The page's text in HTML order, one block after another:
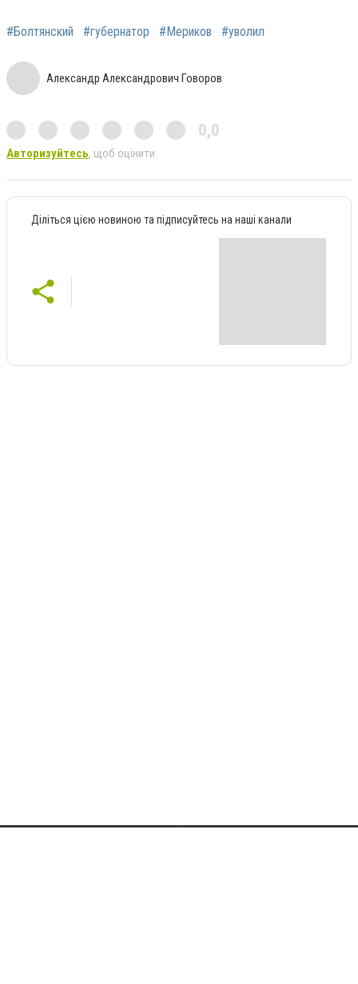
#Болтянский #губернатор #Мериков #уволил
Александр Александрович Говоров
0,0
Авторизуйтесь, щоб оцінити
Діліться цією новиною та підписуйтесь на наші канали